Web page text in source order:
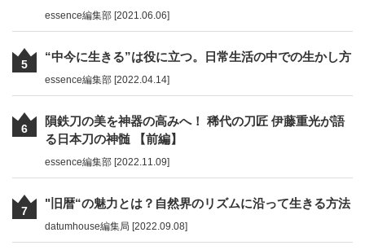
essence編集部 [2021.06.06]
5
“中今に生きる”は役に立つ。日常生活の中での生かし方
essence編集部 [2022.04.14]
6
隕鉄刀の美を神器の高みへ！ 稀代の刀匠 伊藤重光が語
る日本刀の神髄 【前編】
essence編集部 [2022.11.09]
7
"旧暦“の魅力とは？自然界のリズムに沿って生きる方法
datumhouse編集局 [2022.09.08]